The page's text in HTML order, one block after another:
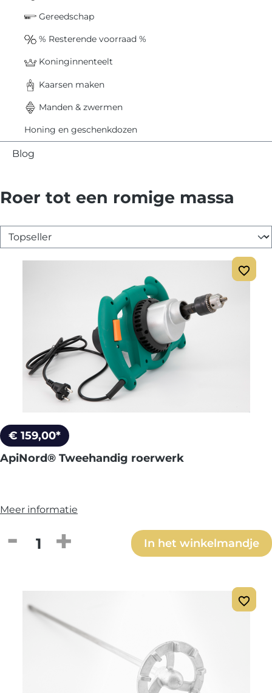
Gereedschap
% Resterende voorraad %
Koninginnenteelt
Kaarsen maken
Manden & zwermen
Honing en geschenkdozen
Blog
Roer tot een romige massa
€ 159,00*
ApiNord® Tweehandig roerwerk
Meer informatie
Producthoeveelheid: Voer deIn het winkelmandje